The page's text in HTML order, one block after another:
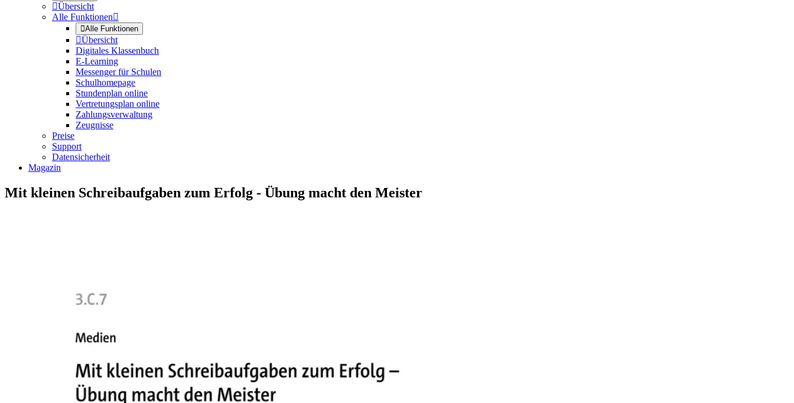
Übersicht
Alle Funktionen
Alle Funktionen
Übersicht
Digitales Klassenbuch
E-Learning
Messenger für Schulen
Schulhomepage
Stundenplan online
Vertretungsplan online
Zahlungsverwaltung
Zeugnisse
Preise
Support
Datensicherheit
Magazin
Mit kleinen Schreibaufgaben zum Erfolg - Übung macht den Meister